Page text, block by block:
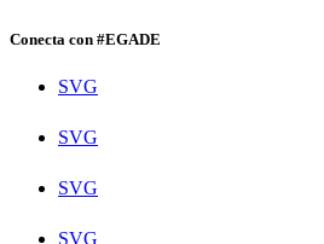
Conecta con #EGADE
SVG
SVG
SVG
SVG